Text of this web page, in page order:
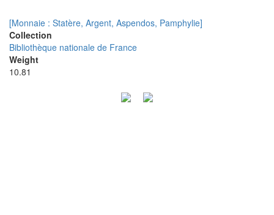
[Monnaie : Statère, Argent, Aspendos, Pamphylie]
Collection
Bibliothèque nationale de France
Weight
10.81